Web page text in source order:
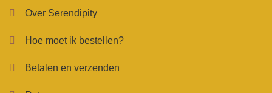
Over Serendipity
Hoe moet ik bestellen?
Betalen en verzenden